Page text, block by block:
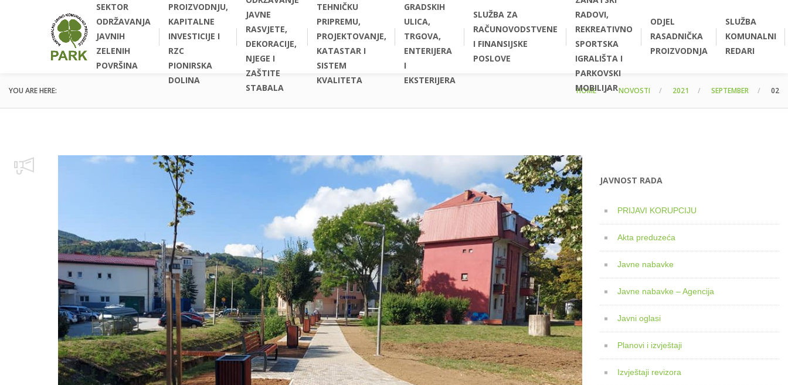
SEKTOR
ODRŽAVANJA
JAVNIH
ZELENIH
POVRŠINA
PROIZVODNJU,
KAPITALNE
INVESTICIJE I
RZC
PIONIRSKA
DOLINA
JAVNE
RASVJETE,
DEKORACIJE,
NJEGE I
ZAŠTITE
STABALA
TEHNIČKU
PRIPREMU,
PROJEKTOVANJE,
KATASTAR I
SISTEM
KVALITETA
GRADSKIH
ULICA,
TRGOVA,
ENTERIJERA
I
EKSTERIJERA
SLUŽBA ZA
RAČUNOVODSTVENE
I FINANSIJSKE
POSLOVE
RADOVI,
REKREATIVNO
SPORTSKA
IGRALIŠTA I
PARKOVSKI
MOBILIJAR
ODJEL
RASADNIČKA
PROIZVODNJA
SLUŽBA
KOMUNALNI
REDARI
YOU ARE HERE: HOME NOVOSTI 2021 SEPTEMBER 02
JAVNOST RADA
PRIJAVI KORUPCIJU
Akta preduzeća
Javne nabavke
Javne nabavke – Agencija
Javni oglasi
Planovi i izvještaji
Izvještaji revizora